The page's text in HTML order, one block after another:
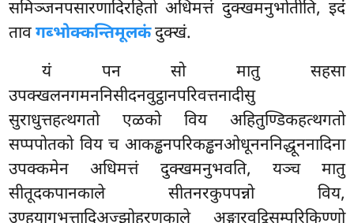
समिञ्जनपसारणादिरहितो अधिमत्तं दुक्खमनुभोतीति, इदं
तावगब्भोक्कन्तिमूलकंदुक्खं.
यं पन सो मातु सहसा
उपक्खलनगमननिसीदनवुट्ठानपरिवत्तनादीसु
सुराधुत्तहत्थगतो एळको विय अहितुण्डिकहत्थगतो
सप्पपोतको विय च आकड्ढनपरिकड्ढनओधूनननिद्धूननादिना
उपक्कमेन अधिमत्तं दुक्खमनुभवति, यञ्च मातु
सीतूदकपानकाले सीतनरकुपपन्नो विय,